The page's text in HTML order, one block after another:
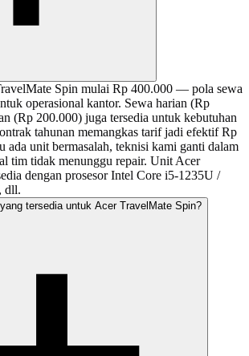
Spin mulai Rp 400.000 — pola sewa
operasional kantor. Sewa harian (Rp
(Rp 200.000) juga tersedia untuk kebutuhan
tahunan memangkas tarif jadi efektif Rp
ada unit bermasalah, teknisi kami ganti dalam
tim tidak menunggu repair. Unit Acer
dengan prosesor Intel Core i5-1235U /
dll.
tersedia untuk Acer TravelMate Spin?